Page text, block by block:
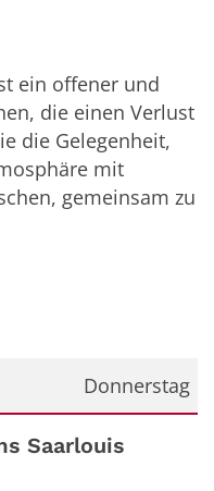
ein offener und
die einen Verlust
die Gelegenheit,
mit
gemeinsam zu
Donnerstag
Saarlouis